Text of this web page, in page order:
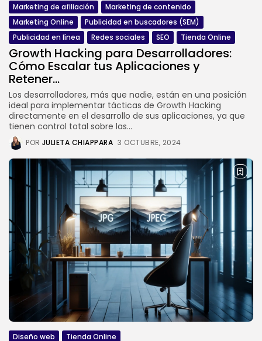
Marketing de afiliación
Marketing de contenido
Marketing Online
Publicidad en buscadores (SEM)
Publicidad en línea
Redes sociales SEO Tienda Online
Growth Hacking para Desarrolladores:
Cómo Escalar tus Aplicaciones y
Retener...
Los desarrolladores, más que nadie, están en una posición
ideal para implementar tácticas de Growth Hacking
directamente en el desarrollo de sus aplicaciones, ya que
tienen control total sobre las...
POR JULIETA CHIAPPARA 3 OCTUBRE, 2024
Diseño web Tienda Online